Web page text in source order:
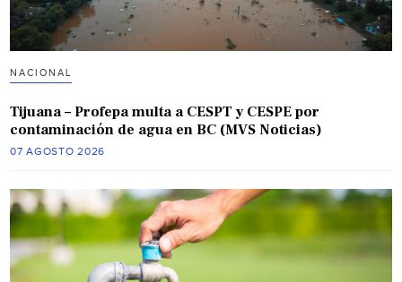
NACIONAL
Tijuana – Profepa multa a CESPT y CESPE por
contaminación de agua en BC (MVS Noticias)
07 AGOSTO 2026